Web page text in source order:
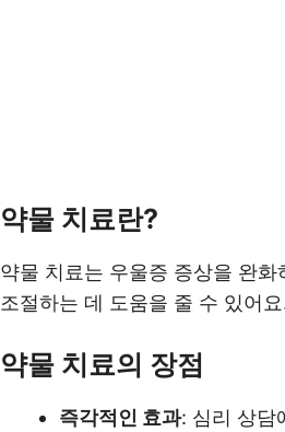
약물 치료란?
약물 치료는 우울증 증상을 완
조절하는 데 도움을 줄 수 있어
약물 치료의 장점
즉각적인 효과: 심리 상담